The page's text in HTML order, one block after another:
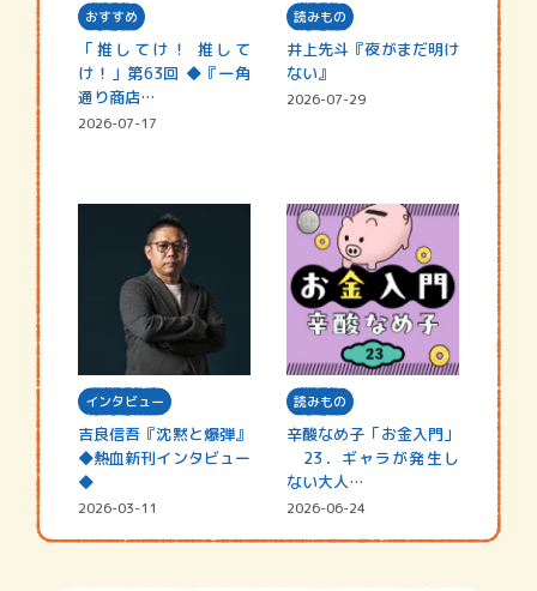
おすすめ
「推してけ！ 推して
け！」第63回 ◆『一角
通り商店…
2026-07-17
読みもの
井上先斗『夜がまだ明け
ない』
2026-07-29
インタビュー
吉良信吾『沈黙と爆弾』
◆熱血新刊インタビュー
◆
2026-03-11
読みもの
辛酸なめ子「お金入門」
23．ギャラが発生し
ない大人…
2026-06-24